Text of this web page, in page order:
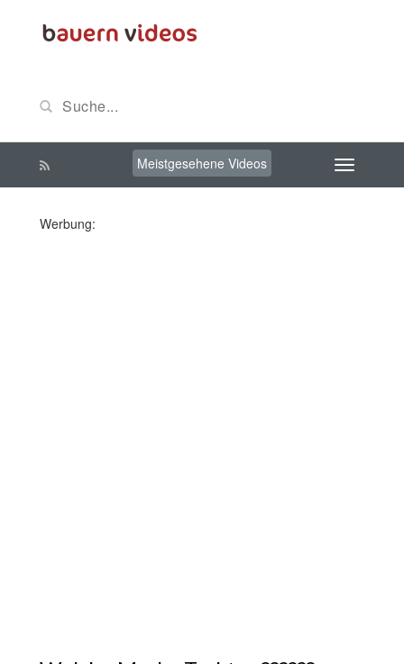
Meistgesehene Videos
Werbung: